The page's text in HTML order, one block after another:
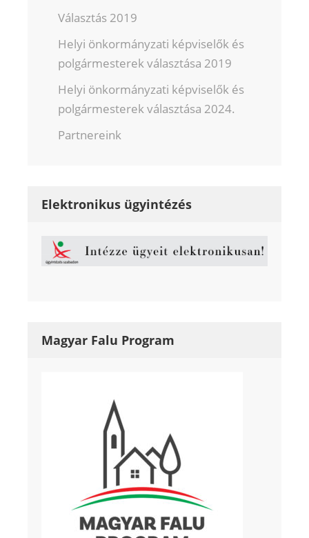
Választás 2019
Helyi önkormányzati képviselők és
polgármesterek választása 2019
Helyi önkormányzati képviselők és
polgármesterek választása 2024.
Partnereink
Elektronikus ügyintézés
Magyar Falu Program